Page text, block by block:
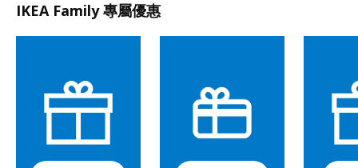
IKEA Family 專屬優惠